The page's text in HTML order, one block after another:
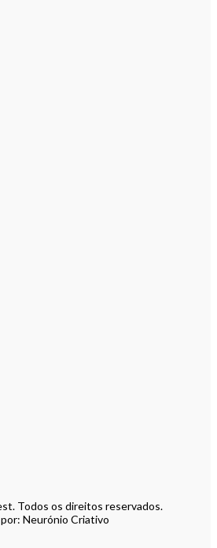
Todos os direitos reservados.
Neurónio Criativo